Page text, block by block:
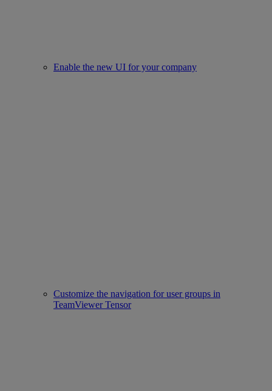
Enable the new UI for your company
Customize the navigation for user groups in
TeamViewer Tensor